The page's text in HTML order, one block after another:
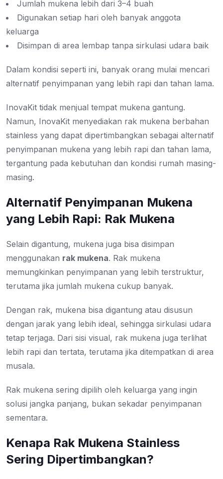
Jumlah mukena lebih dari 3–4 buah
Digunakan setiap hari oleh banyak anggota
keluarga
Disimpan di area lembap tanpa sirkulasi udara baik
Dalam kondisi seperti ini, banyak orang mulai mencari
alternatif penyimpanan yang lebih rapi dan tahan lama.
InovaKit tidak menjual tempat mukena gantung.
Namun, InovaKit menyediakan rak mukena berbahan
stainless yang dapat dipertimbangkan sebagai alternatif
penyimpanan mukena yang lebih rapi dan tahan lama,
tergantung pada kebutuhan dan kondisi rumah masing-
masing.
Alternatif Penyimpanan Mukena
yang Lebih Rapi: Rak Mukena
Selain digantung, mukena juga bisa disimpan
menggunakan rak mukena. Rak mukena
memungkinkan penyimpanan yang lebih terstruktur,
terutama jika jumlah mukena cukup banyak.
Dengan rak, mukena bisa digantung atau disusun
dengan jarak yang lebih ideal, sehingga sirkulasi udara
tetap terjaga. Dari sisi visual, rak mukena juga terlihat
lebih rapi dan tertata, terutama jika ditempatkan di area
musala.
Rak mukena sering dipilih oleh keluarga yang ingin
solusi jangka panjang, bukan sekadar penyimpanan
sementara.
Kenapa Rak Mukena Stainless
Sering Dipertimbangkan?